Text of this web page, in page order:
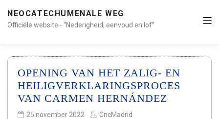
NEOCATECHUMENALE WEG
Officiële website - “Nederigheid, eenvoud en lof”
OPENING VAN HET ZALIG- EN
HEILIGVERKLARINGSPROCES
VAN CARMEN HERNÁNDEZ
25 november 2022 CncMadrid